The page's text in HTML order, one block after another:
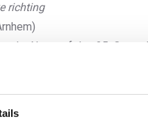
richting
Neem afslag 25:
op de N224 bij de derde
richting
Den Bosch)